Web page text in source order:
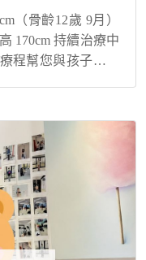
（骨齡12歲 9月）
170cm 持續治療中
程幫您與孩子解決